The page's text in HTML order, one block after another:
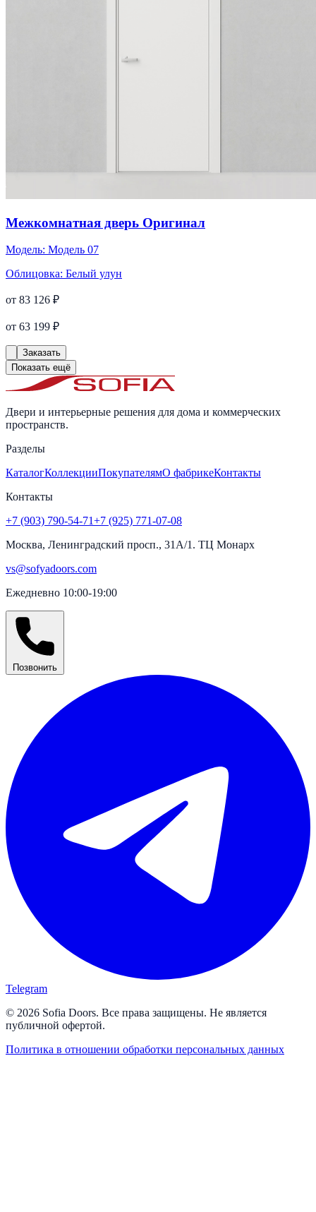
Межкомнатная дверь Оригинал
Модель: Модель 07
Облицовка: Белый улун
от 83 126 ₽
от 63 199 ₽
Заказать
Показать ещё
Двери и интерьерные решения для дома и коммерческих
пространств.
Разделы
КаталогКоллекцииПокупателямО фабрикеКонтакты
Контакты
+7 (903) 790-54-71+7 (925) 771-07-08
Москва, Ленинградский просп., 31А/1. ТЦ Монарх
vs@sofyadoors.com
Ежедневно 10:00-19:00
Позвонить
Telegram
© 2026 Sofia Doors. Все права защищены. Не является
публичной офертой.
Политика в отношении обработки персональных данных